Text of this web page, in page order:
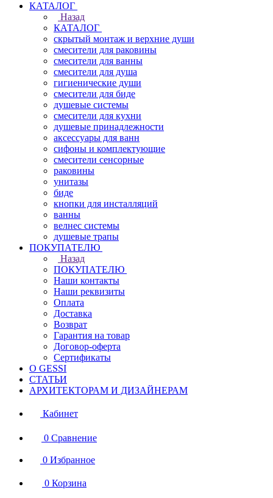
КАТАЛОГ
Назад
КАТАЛОГ
скрытый монтаж и верхние души
смесители для раковины
смесители для ванны
смесители для душа
гигиенические души
смесители для биде
душевые системы
смесители для кухни
душевые принадлежности
аксессуары для ванн
сифоны и комплектующие
смесители сенсорные
раковины
унитазы
биде
кнопки для инсталляций
ванны
велнес системы
душевые трапы
ПОКУПАТЕЛЮ
Назад
ПОКУПАТЕЛЮ
Наши контакты
Наши реквизиты
Оплата
Доставка
Возврат
Гарантия на товар
Договор-оферта
Сертификаты
О GESSI
СТАТЬИ
АРХИТЕКТОРАМ И ДИЗАЙНЕРАМ
Кабинет
0 Сравнение
0 Избранное
0 Корзина